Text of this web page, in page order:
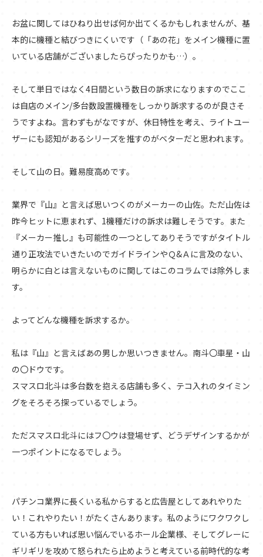
お盆に関してはひねり出せば何か出てくるかもしれませんが、基
本的に機種と結びつきにくいです（「あの花」をメイン機種に置
いている店舗がございましたらぴったりかも…）。
そして単日ではなく4日間という数日の訴求になりますのでここ
は自店のメイン/多台数設置機種をしっかり訴求するのが良さそ
うですよね。言わずもがなですが、休日特性を考え、ライトユー
ザーにも認知があるシリーズを推すのがベターだと思われます。
そして山の日。難易度高めです。
業界で『山』と言えば思いつくのがメーカーの山佐。ただ山佐は
昨今ヒットに恵まれず、1機種だけの訴求は難しそうです。また
『メーカー推し』も可能性の一つとしてありそうですがタイトル
通り正攻法でいきたいのでガイドラインやＱ&Ａに言及のない、
明らかに白とは言えないものに関してはこのコラムでは除外しま
す。
よってどんな機種を訴求するか。
私は『山』と言えばあの男しか思いつきません。南斗〇車星・山
の〇ドウです。
スマスロ北斗は多台数を抱える店舗も多く、テコ入れのタイミン
グをそろそろ探っているでしょう。
ただスマスロ北斗にはフ〇ウは登場せず、どうデザインするかが
一つポイントになるでしょう。
パチンコ業界に長くいる私からすると広告屋としてあれやりた
い！これやりたい！がたくさんあります。私のようにワクワクし
ている方もいれば思い悩んでいるホール企業様、そしてグレーに
ギリギリを攻めて怒られたら止めようと考えている前時代的な考